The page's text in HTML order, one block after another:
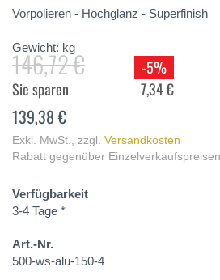
Vorpolieren - Hochglanz - Superfinish
Gewicht: kg
146,72 €
-5%
Sie sparen
7,34 €
139,38 €
Exkl. MwSt. zzgl. Versandkosten
Rabatt gegenüber Einzelverkaufspreisen
Verfügbarkeit
3-4 Tage *
Art.-Nr.
500-ws-alu-150-4